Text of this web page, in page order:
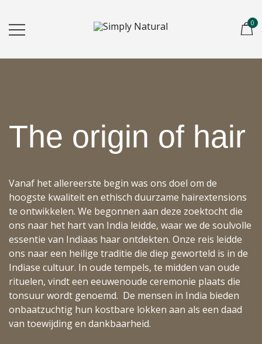
0
The origin of hair
Vanaf het allereerste begin was ons doel om de
hoogste kwaliteit en ethisch duurzame hairextensions
te ontwikkelen. We begonnen aan deze zoektocht die
ons naar het hart van India leidde, waar we de soulvolle
essentie van Indiaas haar ontdekten. Onze reis leidde
ons naar een heilige traditie die diep geworteld is in de
Indiase cultuur. In oude tempels, te midden van oude
rituelen, vindt een eeuwenoude ceremonie plaats die
tonsuur wordt genoemd. De mensen in India bieden
onbaatzuchtig hun kostbare lokken aan als een daad
van toewijding en dankbaarheid.